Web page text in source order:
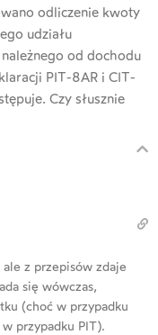
odliczenie kwoty
udziału
od dochodu
PIT-8AR i CIT-
Czy słusznie
z przepisów zdaje
się wówczas,
(choć w przypadku
przypadku PIT).